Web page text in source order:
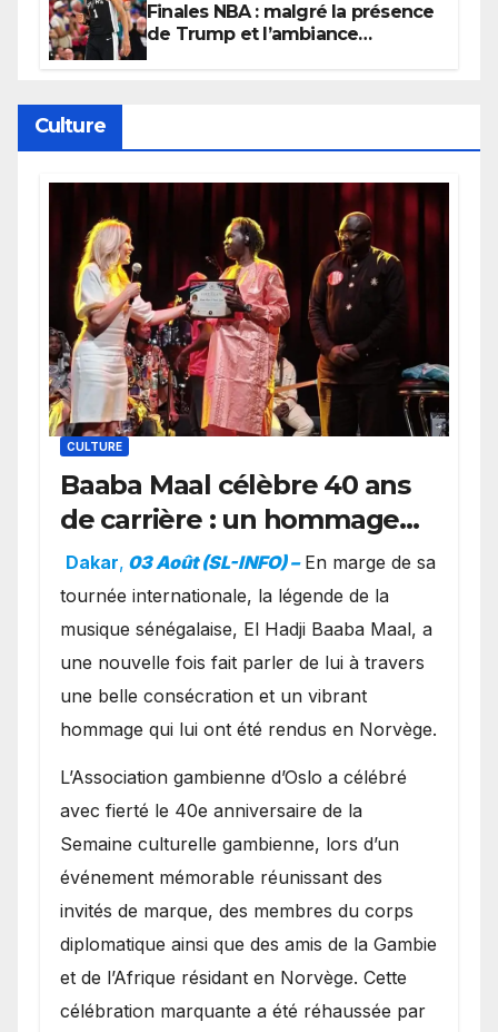
Finales NBA : malgré la présence
de Trump et l’ambiance
Culture
CULTURE
Baaba Maal célèbre 40 ans
de carrière : un hommage
exceptionnel à Oslo en
présence de la famille
royale.
Dakar, 03 Août (SL-INFO) – ​En marge de sa
tournée internationale, la légende de la
musique sénégalaise, El Hadji Baaba Maal, a
une nouvelle fois fait parler de lui à travers
une belle consécration et un vibrant
hommage qui lui ont été rendus en Norvège.
​L’Association gambienne d’Oslo a célébré
avec fierté le 40e anniversaire de la
Semaine culturelle gambienne, lors d’un
événement mémorable réunissant des
invités de marque, des membres du corps
diplomatique ainsi que des amis de la Gambie
et de l’Afrique résidant en Norvège. Cette
célébration marquante a été réhaussée par